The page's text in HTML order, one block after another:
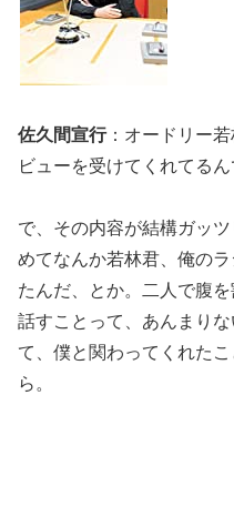
佐久間宣行：オードリー
ビューを受けてくれてるん
で、その内容が結構ガッ
めてなんか若林君、俺の
たんだ、とか。二人で腹
話すことって、あんまり
て、僕と関わってくれた
ら。